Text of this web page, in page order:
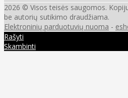
2026 © Visos teisės saugomos.
be autorių sutikimo draudžiama.
Elektroninių parduotuvių nuoma -
Rašyti
Skambinti